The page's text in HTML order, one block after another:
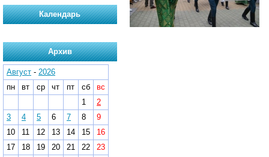
Календарь
Архив
Август - 2026
пн
вт ср чт пт сб
вс
1
2
3
4 5 6 7 8
9
10
11 12 13 14 15
16
17
18 19 20 21 22
23